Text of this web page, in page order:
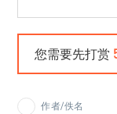
您需要先打赏
作者/佚名